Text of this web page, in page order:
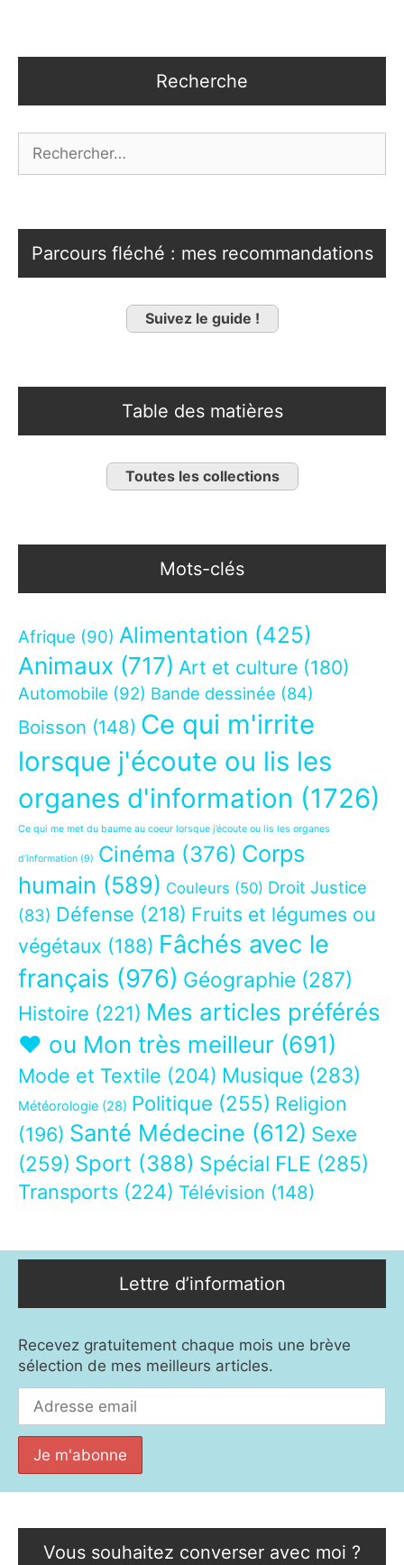
Recherche
Parcours fléché : mes recommandations
Suivez le guide !
Table des matières
Toutes les collections
Mots-clés
Afrique (90) Alimentation (425)
Animaux (717) Art et culture (180)
Automobile (92) Bande dessinée (84)
Boisson (148) Ce qui m'irrite
lorsque j'écoute ou lis les
organes d'information (1726)
Ce qui me met du baume au coeur lorsque j’écoute ou lis les organes
d’information (9) Cinéma (376) Corps
humain (589) Couleurs (50) Droit Justice
(83) Défense (218) Fruits et légumes ou
végétaux (188) Fâchés avec le
français (976) Géographie (287)
Histoire (221) Mes articles préférés
❤ ou Mon très meilleur (691)
Mode et Textile (204) Musique (283)
Météorologie (28) Politique (255) Religion
(196) Santé Médecine (612) Sexe
(259) Sport (388) Spécial FLE (285)
Transports (224) Télévision (148)
Lettre d’information
Recevez gratuitement chaque mois une brève
sélection de mes meilleurs articles.
Vous souhaitez converser avec moi ?